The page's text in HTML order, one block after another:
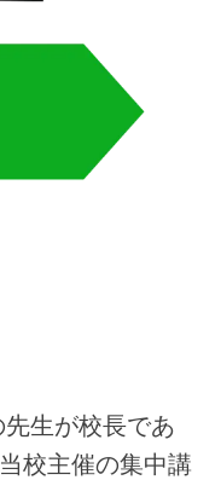
生が校長であ
校主催の集中講